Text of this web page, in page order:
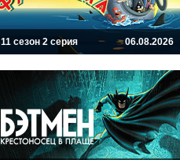
11 сезон 2 серия 06.08.2026